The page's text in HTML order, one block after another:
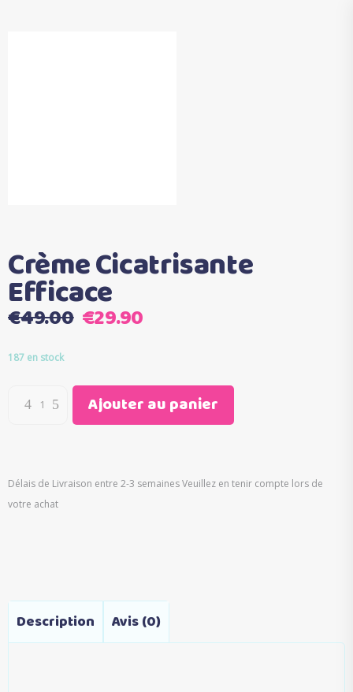
Crème Cicatrisante
Efficace
€49.00 Le
était :
€49.00.
€29.90
est :
€29.90.
187 en stock
Ajouter au panier
Délais de Livraison entre 2-3 semaines Veuillez en tenir compte lors de
votre achat
Description Avis (0)